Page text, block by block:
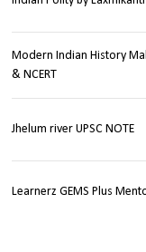
Modern Indian History
& NCERT
Jhelum river UPSC NOTE
Learnerz GEMS Plus